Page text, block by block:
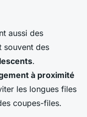
aussi des
souvent des
.
à proximité
les longues files
coupes-files.